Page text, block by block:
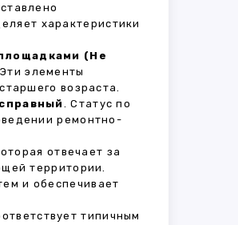
характеристики
(Не
элементы
возраста.
. Статус по
ремонтно-
отвечает за
территории.
и обеспечивает
типичным